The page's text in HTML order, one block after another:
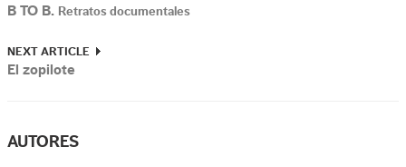
B TO B. Retratos documentales
NEXT ARTICLE
El zopilote
AUTORES